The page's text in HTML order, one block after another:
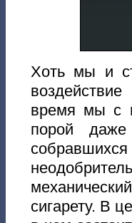
Хоть мы и
время мы с
порой
сигарету. В